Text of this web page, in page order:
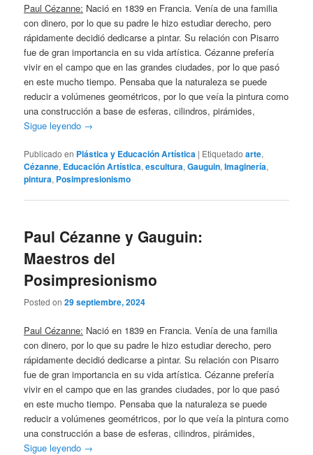
Paul Cézanne: Nació en 1839 en Francia. Venía de una familia
con dinero, por lo que su padre le hizo estudiar derecho, pero
rápidamente decidió dedicarse a pintar. Su relación con Pisarro
fue de gran importancia en su vida artística. Cézanne prefería
vivir en el campo que en las grandes ciudades, por lo que pasó
en este mucho tiempo. Pensaba que la naturaleza se puede
reducir a volúmenes geométricos, por lo que veía la pintura como
una construcción a base de esferas, cilindros, pirámides,
Sigue leyendo →
Publicado en Plástica y Educación Artística | Etiquetado arte,
Cézanne, Educación Artística,escultura,Gauguin,Imaginería,
pintura, Posimpresionismo
Paul Cézanne y Gauguin:
Maestros del
Posimpresionismo
Posted on29 septiembre, 2024
Paul Cézanne: Nació en 1839 en Francia. Venía de una familia
con dinero, por lo que su padre le hizo estudiar derecho, pero
rápidamente decidió dedicarse a pintar. Su relación con Pisarro
fue de gran importancia en su vida artística. Cézanne prefería
vivir en el campo que en las grandes ciudades, por lo que pasó
en este mucho tiempo. Pensaba que la naturaleza se puede
reducir a volúmenes geométricos, por lo que veía la pintura como
una construcción a base de esferas, cilindros, pirámides,
Sigue leyendo →